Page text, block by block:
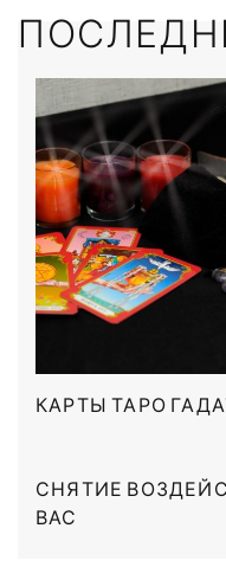
КАРТЫ ТАРО
СНЯТИЕ
ВАС